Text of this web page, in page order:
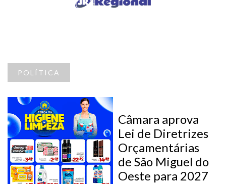
POLÍTICA
Câmara aprova
Lei de Diretrizes
Orçamentárias
de São Miguel do
Oeste para 2027